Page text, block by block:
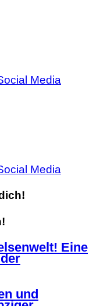
Media
Media
Eine
und